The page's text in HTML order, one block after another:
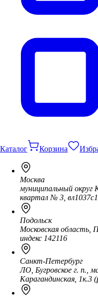
Каталог Корзина
Москва
муниципальный округ
квартал № 3, вл1037с1
Подольск
Московская область,
индекс 142116
Санкт-Петербург
ЛО, Бугровское г. п.,
Карагандинская,